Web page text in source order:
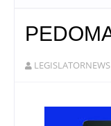
LEGISLATORNEWS